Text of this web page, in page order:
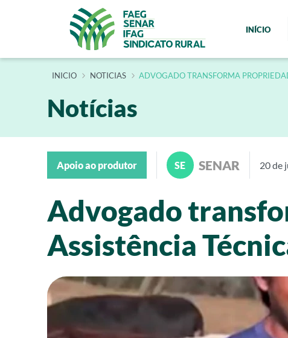
INÍCIO
INÍCIO NOTICIAS ADVOGADO TRANSFORMA
Notícias
Apoio ao produtor SE SENAR 20 de
Advogado
Assistência